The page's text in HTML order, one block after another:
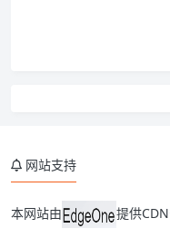
网站支持
本网站由 提供